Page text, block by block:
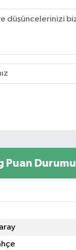
Puan Durumu